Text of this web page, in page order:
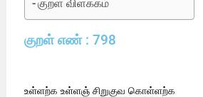
குறள் விளக்கம்
குறள் எண் : 798
உள்ளற்க உள்ளஞ் சிறுகுவ கொள்ளற்க